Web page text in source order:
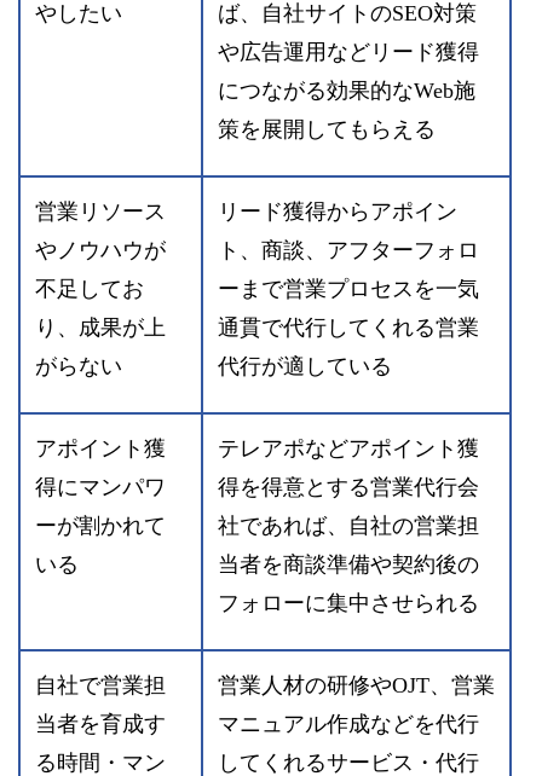
やしたい
ば、自社サイトのSEO対策
や広告運用などリード獲得
につながる効果的なWeb施
策を展開してもらえる
営業リソース
やノウハウが
不足してお
り、成果が上
がらない
リード獲得からアポイン
ト、商談、アフターフォロ
ーまで営業プロセスを一気
通貫で代行してくれる営業
代行が適している
アポイント獲
得にマンパワ
ーが割かれて
いる
テレアポなどアポイント獲
得を得意とする営業代行会
社であれば、自社の営業担
当者を商談準備や契約後の
フォローに集中させられる
自社で営業担
当者を育成す
る時間・マン
営業人材の研修やOJT、営業
マニュアル作成などを代行
してくれるサービス・代行